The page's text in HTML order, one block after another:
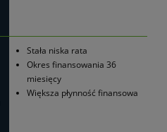
Stała niska rata
Okres finansowania 36
miesięcy
Większa płynność finansowa